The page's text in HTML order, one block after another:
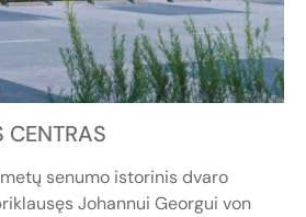
CENTRAS
senumo istorinis dvaro
Johannui Georgui von